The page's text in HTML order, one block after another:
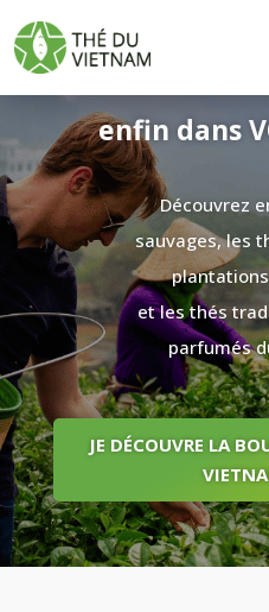
Le meilleur
enfin dans
Découvrez
sauvages, les
et les thés
parfumés
JE DÉCOUVRE LA